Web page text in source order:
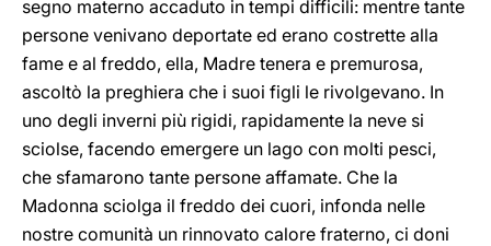
segno materno accaduto in tempi difficili: mentre tante
persone venivano deportate ed erano costrette alla
fame e al freddo, ella, Madre tenera e premurosa,
ascoltò la preghiera che i suoi figli le rivolgevano. In
uno degli inverni più rigidi, rapidamente la neve si
sciolse, facendo emergere un lago con molti pesci,
che sfamarono tante persone affamate. Che la
Madonna sciolga il freddo dei cuori, infonda nelle
nostre comunità un rinnovato calore fraterno, ci doni